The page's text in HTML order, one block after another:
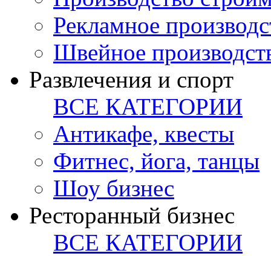
Рекламное
Швейное
Развлечения и спорт
ВСЕ КАТЕГОРИИ
Антикафе, квесты
Фитнес, йога, танцы
Шоу бизнес
Ресторанный бизнес
ВСЕ КАТЕГОРИИ